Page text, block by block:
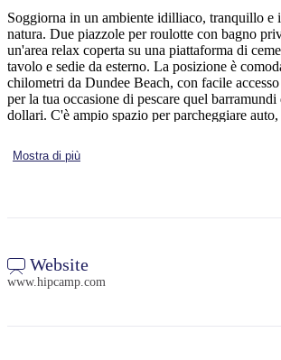
Cerca:
Soggiorna in un ambiente idilliaco, tranquillo e
natura. Due piazzole per roulotte con bagno
un'area relax coperta su una piattaforma di
tavolo e sedie da esterno. La posizione è
chilometri da Dundee Beach, con facile
per la tua occasione di pescare quel
dollari. C'è ampio spazio per parcheggiare
grandi dimensioni.
Mostra di più
Website
www.hipcamp.com